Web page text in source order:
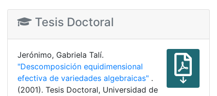
Tesis Doctoral
Jerónimo, Gabriela Talí.
"Descomposición equidimensional
efectiva de variedades algebraicas" .
(2001). Tesis Doctoral, Universidad de